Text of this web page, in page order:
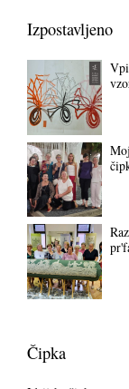
Izpostavljeno
Čipka